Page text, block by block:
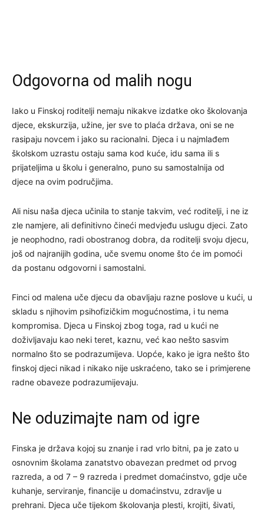
Odgovorna od malih nogu
Iako u Finskoj roditelji nemaju nikakve izdatke oko školovanja
djece, ekskurzija, užine, jer sve to plaća država, oni se ne
rasipaju novcem i jako su racionalni. Djeca i u najmlađem
školskom uzrastu ostaju sama kod kuće, idu sama ili s
prijateljima u školu i generalno, puno su samostalnija od
djece na ovim područjima.
Ali nisu naša djeca učinila to stanje takvim, već roditelji, i ne iz
zle namjere, ali definitivno čineći medvjeđu uslugu djeci. Zato
je neophodno, radi obostranog dobra, da roditelji svoju djecu,
još od najranijih godina, uče svemu onome što će im pomoći
da postanu odgovorni i samostalni.
Finci od malena uče djecu da obavljaju razne poslove u kući, u
skladu s njihovim psihofizičkim mogućnostima, i tu nema
kompromisa. Djeca u Finskoj zbog toga, rad u kući ne
doživljavaju kao neki teret, kaznu, već kao nešto sasvim
normalno što se podrazumijeva. Uopće, kako je igra nešto što
finskoj djeci nikad i nikako nije uskraćeno, tako se i primjerene
radne obaveze podrazumijevaju.
Ne oduzimajte nam od igre
Finska je država kojoj su znanje i rad vrlo bitni, pa je zato u
osnovnim školama zanatstvo obavezan predmet od prvog
razreda, a od 7 – 9 razreda i predmet domaćinstvo, gdje uče
kuhanje, serviranje, financije u domaćinstvu, zdravlje u
prehrani. Djeca uče tijekom školovanja plesti, krojiti, šivati,